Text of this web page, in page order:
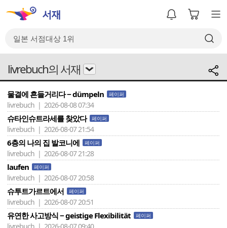
livrebuch의 서재
물결에 흔들거리다 − dümpeln 페이퍼
livrebuch | 2026-08-08 07:34
슈타인슈트라세를 찾았다 페이퍼
livrebuch | 2026-08-07 21:54
6층의 나의 집 발코니에 페이퍼
livrebuch | 2026-08-07 21:28
laufen 페이퍼
livrebuch | 2026-08-07 20:58
슈투트가르트에서 페이퍼
livrebuch | 2026-08-07 20:51
유연한 사고방식 − geistige Flexibilität 페이퍼